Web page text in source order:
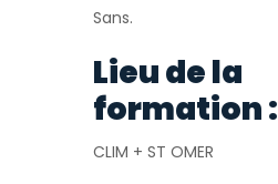
Sans.
Lieu de la
formation :
CLIM + ST OMER